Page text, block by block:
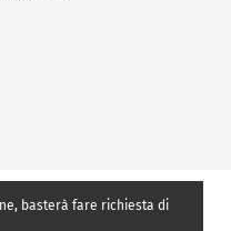
basterà fare richiesta di